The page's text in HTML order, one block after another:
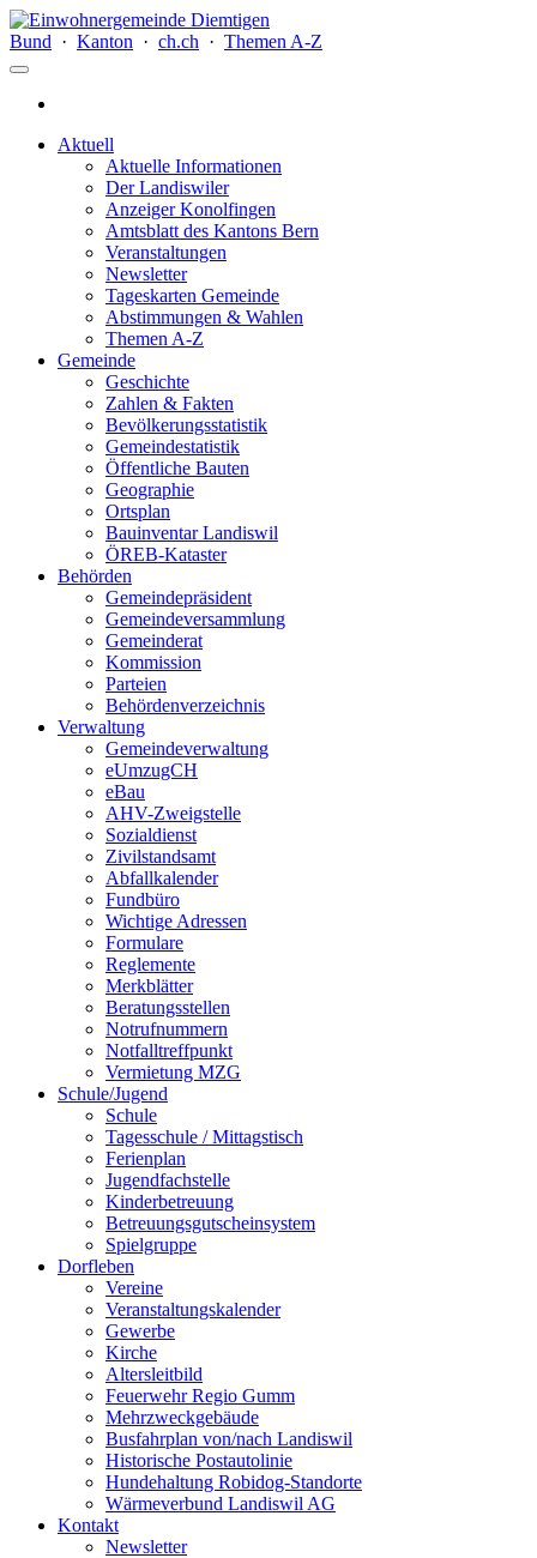
Bund · Kanton · ch.ch · Themen A-Z
Aktuell
Aktuelle Informationen
Der Landiswiler
Anzeiger Konolfingen
Amtsblatt des Kantons Bern
Veranstaltungen
Newsletter
Tageskarten Gemeinde
Abstimmungen & Wahlen
Themen A-Z
Gemeinde
Geschichte
Zahlen & Fakten
Bevölkerungsstatistik
Gemeindestatistik
Öffentliche Bauten
Geographie
Ortsplan
Bauinventar Landiswil
ÖREB-Kataster
Behörden
Gemeindepräsident
Gemeindeversammlung
Gemeinderat
Kommission
Parteien
Behördenverzeichnis
Verwaltung
Gemeindeverwaltung
eUmzugCH
eBau
AHV-Zweigstelle
Sozialdienst
Zivilstandsamt
Abfallkalender
Fundbüro
Wichtige Adressen
Formulare
Reglemente
Merkblätter
Beratungsstellen
Notrufnummern
Notfalltreffpunkt
Vermietung MZG
Schule/Jugend
Schule
Tagesschule / Mittagstisch
Ferienplan
Jugendfachstelle
Kinderbetreuung
Betreuungsgutscheinsystem
Spielgruppe
Dorfleben
Vereine
Veranstaltungskalender
Gewerbe
Kirche
Altersleitbild
Feuerwehr Regio Gumm
Mehrzweckgebäude
Busfahrplan von/nach Landiswil
Historische Postautolinie
Hundehaltung Robidog-Standorte
Wärmeverbund Landiswil AG
Kontakt
Newsletter